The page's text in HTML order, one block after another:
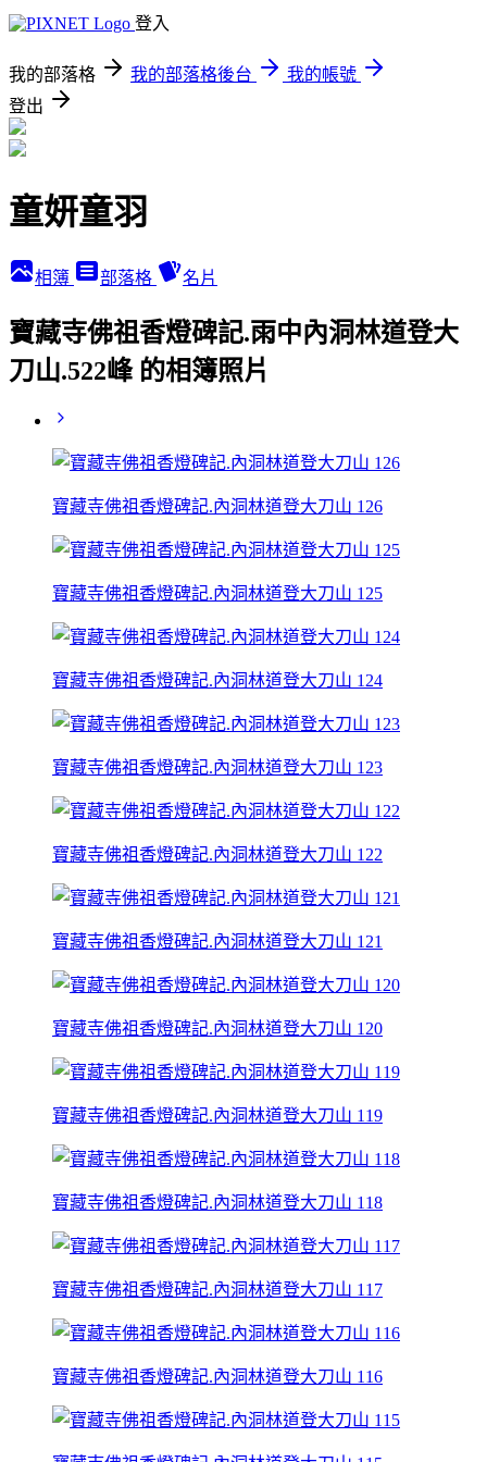
登入
我的部落格 我的部落格後台
我的帳號
登出
童妍童羽
相簿 部落格 名片
寶藏寺佛祖香燈碑記.雨中內洞林道登大
刀山.522峰 的相簿照片
寶藏寺佛祖香燈碑記.內洞林道登大刀山 126
寶藏寺佛祖香燈碑記.內洞林道登大刀山 125
寶藏寺佛祖香燈碑記.內洞林道登大刀山 124
寶藏寺佛祖香燈碑記.內洞林道登大刀山 123
寶藏寺佛祖香燈碑記.內洞林道登大刀山 122
寶藏寺佛祖香燈碑記.內洞林道登大刀山 121
寶藏寺佛祖香燈碑記.內洞林道登大刀山 120
寶藏寺佛祖香燈碑記.內洞林道登大刀山 119
寶藏寺佛祖香燈碑記.內洞林道登大刀山 118
寶藏寺佛祖香燈碑記.內洞林道登大刀山 117
寶藏寺佛祖香燈碑記.內洞林道登大刀山 116